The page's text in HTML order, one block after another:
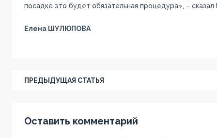
посадке это будет обязательная процедура», –
Елена ШУЛЮПОВА
ПРЕДЫДУЩАЯ СТАТЬЯ
Оставить комментарий